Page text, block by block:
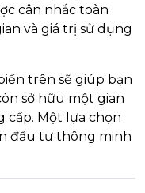
cân nhắc toàn
và giá trị sử dụng
trên sẽ giúp bạn
sở hữu một gian
cấp. Một lựa chọn
đầu tư thông minh